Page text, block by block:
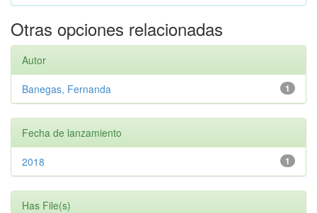
Otras opciones relacionadas
Autor
1
Banegas, Fernanda
Fecha de lanzamiento
1
2018
Has File(s)